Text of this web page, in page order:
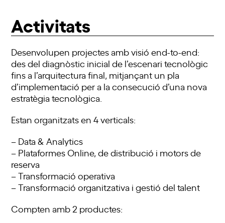
Activitats
Desenvolupen projectes amb visió end-to-end:
des del diagnòstic inicial de l’escenari tecnològic
fins a l’arquitectura final, mitjançant un pla
d’implementació per a la consecució d’una nova
estratègia tecnològica.
Estan organitzats en 4 verticals:
– Data & Analytics
– Plataformes Online, de distribució i motors de
reserva
– Transformació operativa
– Transformació organitzativa i gestió del talent
Compten amb 2 productes: